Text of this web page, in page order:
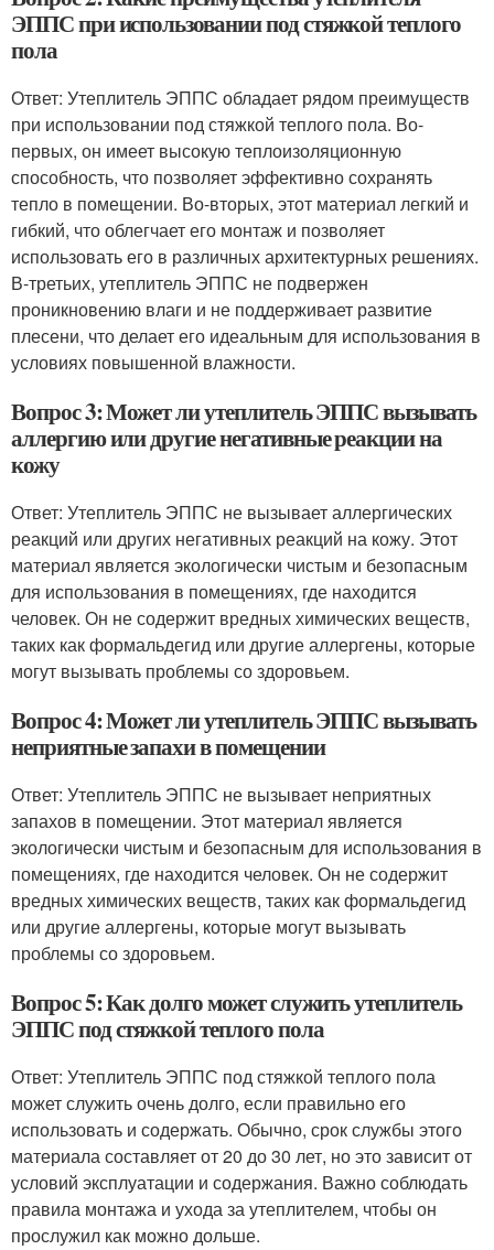
ЭППС при использовании под стяжкой теплого
пола
Ответ: Утеплитель ЭППС обладает рядом преимуществ
при использовании под стяжкой теплого пола. Во-
первых, он имеет высокую теплоизоляционную
способность, что позволяет эффективно сохранять
тепло в помещении. Во-вторых, этот материал легкий и
гибкий, что облегчает его монтаж и позволяет
использовать его в различных архитектурных решениях.
В-третьих, утеплитель ЭППС не подвержен
проникновению влаги и не поддерживает развитие
плесени, что делает его идеальным для использования в
условиях повышенной влажности.
Вопрос 3: Может ли утеплитель ЭППС вызывать
аллергию или другие негативные реакции на
кожу
Ответ: Утеплитель ЭППС не вызывает аллергических
реакций или других негативных реакций на кожу. Этот
материал является экологически чистым и безопасным
для использования в помещениях, где находится
человек. Он не содержит вредных химических веществ,
таких как формальдегид или другие аллергены, которые
могут вызывать проблемы со здоровьем.
Вопрос 4: Может ли утеплитель ЭППС вызывать
неприятные запахи в помещении
Ответ: Утеплитель ЭППС не вызывает неприятных
запахов в помещении. Этот материал является
экологически чистым и безопасным для использования в
помещениях, где находится человек. Он не содержит
вредных химических веществ, таких как формальдегид
или другие аллергены, которые могут вызывать
проблемы со здоровьем.
Вопрос 5: Как долго может служить утеплитель
ЭППС под стяжкой теплого пола
Ответ: Утеплитель ЭППС под стяжкой теплого пола
может служить очень долго, если правильно его
использовать и содержать. Обычно, срок службы этого
материала составляет от 20 до 30 лет, но это зависит от
условий эксплуатации и содержания. Важно соблюдать
правила монтажа и ухода за утеплителем, чтобы он
прослужил как можно дольше.